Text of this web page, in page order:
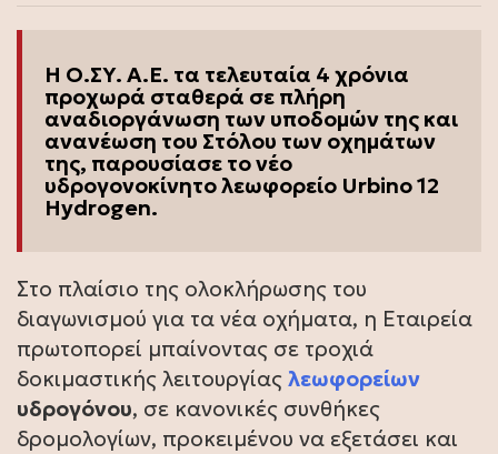
Η Ο.ΣΥ. Α.Ε. τα τελευταία 4 χρόνια
προχωρά σταθερά σε πλήρη
αναδιοργάνωση των υποδομών της και
ανανέωση του Στόλου των οχημάτων
της, παρουσίασε το νέο
υδρογονοκίνητο λεωφορείο Urbino 12
Hydrogen.
Στο πλαίσιο της ολοκλήρωσης του
διαγωνισμού για τα νέα οχήματα, η Εταιρεία
πρωτοπορεί μπαίνοντας σε τροχιά
δοκιμαστικής λειτουργίας λεωφορείων
υδρογόνου, σε κανονικές συνθήκες
δρομολογίων, προκειμένου να εξετάσει και